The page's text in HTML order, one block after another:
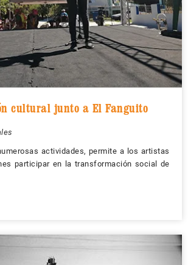
cultural junto a El Fanguito
actividades, permite a los artistas
participar en la transformación social de